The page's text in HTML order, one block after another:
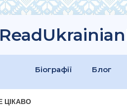
ReadUkrainian
Біографії Блог